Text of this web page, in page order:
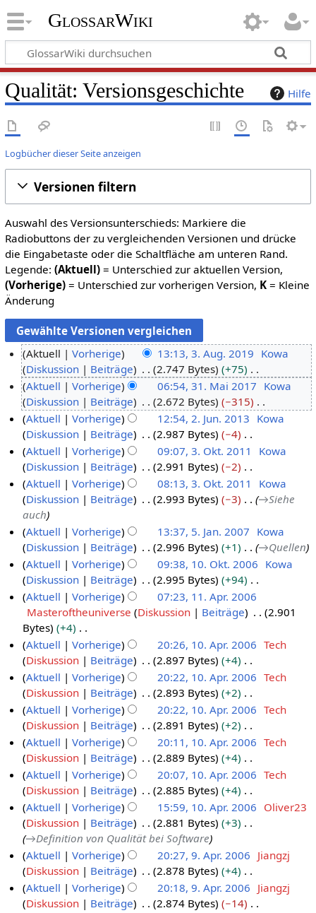
GlossarWiki
Hilfe
Qualität: Versionsgeschichte
Logbücher dieser Seite anzeigen
Versionen filtern
Auswahl des Versionsunterschieds: Markiere die
Radiobuttons der zu vergleichenden Versionen und drücke
die Eingabetaste oder die Schaltfläche am unteren Rand.
Legende: (Aktuell)= Unterschied zur aktuellen Version,
(Vorherige)= Unterschied zur vorherigen Version, K= Kleine
Änderung
u
u
1
Aktuell Vorherige 13:13, 3. Aug. 2019 Kowa
Diskussion
Beiträge 2.747 Bytes
+75
K
e
i
n
e
B
e
a
r
e
i
t
u
n
g
s
z
u
s
a
m
m
e
n
f
a
s
s
u
n
g
1
M
1
Aktuell Vorherige 06:54, 31. Mai 2017 Kowa
Diskussion
Beiträge 2.672 Bytes
−315
K
e
i
n
e
B
e
a
r
b
e
i
t
u
n
g
s
z
u
s
a
m
m
e
n
f
a
s
s
u
n
g
u
2
1
Aktuell Vorherige 12:54, 2. Jun. 2013 Kowa
Diskussion
Beiträge 2.987 Bytes
−4
K
e
i
n
e
B
e
a
r
b
e
t
u
n
g
s
z
u
s
a
m
m
e
n
f
a
s
s
u
b
1
Aktuell Vorherige 09:07, 3. Okt. 2011
Kowa
Diskussion
Beiträge 2.991 Bytes
−2
K
e
i
n
e
B
e
a
r
b
i
t
u
n
g
s
z
u
s
a
m
m
e
n
f
a
s
Aktuell Vorherige 08:13, 3. Okt. 2011
Kowa
Diskussion
Beiträge 2.993 Bytes −3 →Siehe
auch
a
a
2
0
Aktuell Vorherige 13:37, 5. Jan. 2007 Kowa
Diskussion
Beiträge 2.996 Bytes +1 →Quellen
0
k
o
e
2
0
Aktuell Vorherige 09:38, 10. Okt. 2006 Kowa
Diskussion
Beiträge 2.995 Bytes
+94
K
e
i
n
e
B
e
a
r
b
e
i
t
u
n
g
s
z
u
s
a
p
2
0
Aktuell Vorherige
07:23, 11. Apr. 2006
Masteroftheuniverse Diskussion Beiträge
2.901
Bytes
+4
K
e
i
n
e
B
e
a
r
b
e
i
t
u
n
g
s
z
0
A
0
Aktuell Vorherige 20:26, 10. Apr. 2006 Tech
Diskussion
Beiträge 2.897 Bytes
+4
K
e
i
n
e
B
e
a
r
b
e
i
t
u
n
g
Aktuell Vorherige 20:22, 10. Apr. 2006 Tech
Diskussion
Beiträge 2.893 Bytes
+2
K
e
i
n
e
B
e
a
r
b
e
i
t
u
Aktuell Vorherige 20:22, 10. Apr. 2006 Tech
Diskussion
Beiträge 2.891 Bytes
+2
K
e
i
n
e
B
e
a
r
b
e
Aktuell Vorherige 20:11, 10. Apr. 2006 Tech
Diskussion
Beiträge 2.889 Bytes
+4
K
e
i
n
e
B
e
a
r
Aktuell Vorherige 20:07, 10. Apr. 2006 Tech
Diskussion
Beiträge 2.885 Bytes
+4
K
e
i
n
e
B
e
Aktuell Vorherige 15:59, 10. Apr. 2006 Oliver23
Diskussion
Beiträge 2.881 Bytes
+3
→Definition von Qualität bei Software
Aktuell Vorherige 20:27, 9. Apr. 2006 Jiangzj
Diskussion
Beiträge 2.878 Bytes
+4
K
e
Aktuell Vorherige 20:18, 9. Apr. 2006 Jiangzj
Diskussion
Beiträge 2.874 Bytes
−14